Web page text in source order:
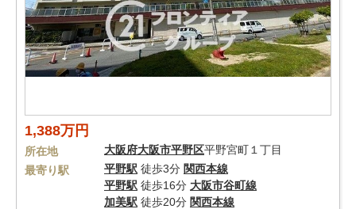
1,388万円
所在地 大阪府大阪市平野区平野宮町１丁目
最寄り駅
平野駅 徒歩3分 関西本線
平野駅 徒歩16分 大阪市谷町線
加美駅 徒歩20分 関西本線